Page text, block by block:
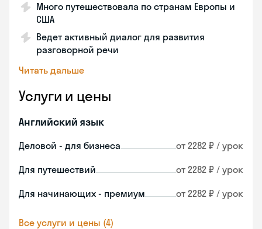
Много путешествовала по странам Европы и
США
Ведет активный диалог для развития
разговорной речи
Читать дальше
Услуги и цены
Английский язык
Деловой - для бизнеса от 2282 ₽ / урок
Для путешествий от 2282 ₽ / урок
Для начинающих - премиум от 2282 ₽ / урок
Все услуги и цены (4)